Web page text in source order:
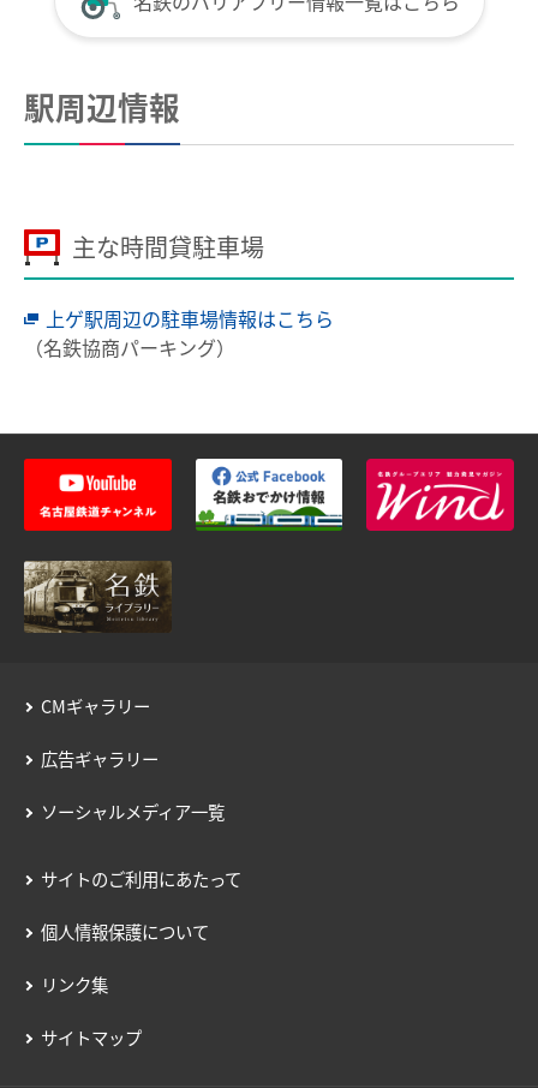
全国相互利用サービス
お買い物で使う
こんなとき、どうするの？
紛失したとき
使えなくなったとき
利用履歴を確認したいとき
manacaのQ＆A
用語の説明
約款／manacaご利用ガイド
駅周辺情報
主な時間貸駐車場
上ゲ駅周辺の駐車場情報はこちら
（名鉄協商パーキング）
CMギャラリー
広告ギャラリー
ソーシャルメディア一覧
サイトのご利用にあたって
個人情報保護について
リンク集
サイトマップ